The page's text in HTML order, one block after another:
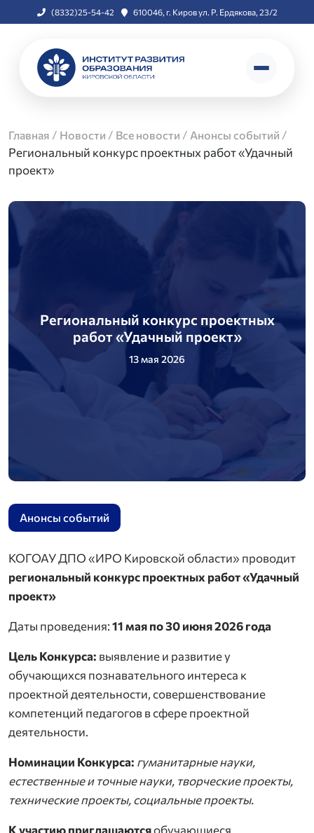
(8332)25-54-42 610046, г. Киров ул. Р. Ердякова, 23/2
Главная / Новости / Все новости / Анонсы событий /
Региональный конкурс проектных работ «Удачный
проект»
Региональный конкурс проектных
работ «Удачный проект»
13 мая 2026
Анонсы событий
КОГОАУ ДПО «ИРО Кировской области» проводит
региональный конкурс проектных работ «Удачный
проект»
Даты проведения:11 мая по 30 июня 2026 года
Цель Конкурса: выявление и развитие у
обучающихся познавательного интереса к
проектной деятельности, совершенствование
компетенций педагогов в сфере проектной
деятельности.
Номинации Конкурса: гуманитарные науки,
естественные и точные науки, творческие проекты,
технические проекты, социальные проекты.
К участию приглашаютсяобучающиеся